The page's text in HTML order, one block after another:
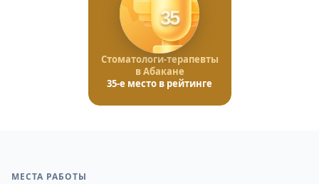
35
Стоматологи-терапевты
в Абакане
35-е место в рейтинге
МЕСТА РАБОТЫ